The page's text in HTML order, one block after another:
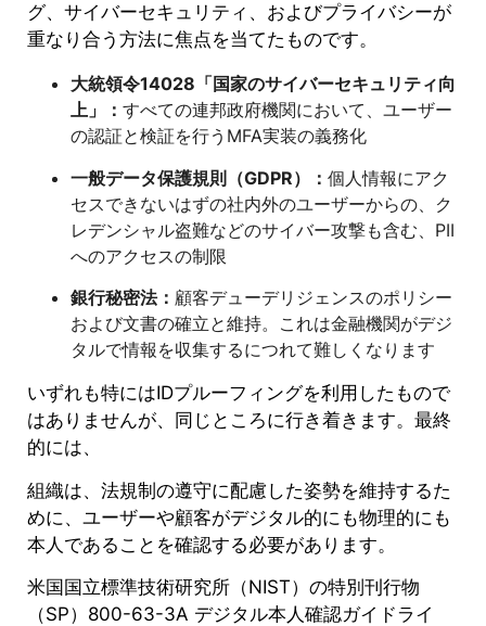
グ、サイバーセキュリティ、およびプライバシーが
重なり合う方法に焦点を当てたものです。
大統領令14028「国家のサイバーセキュリティ向
上」： すべての連邦政府機関において、ユーザー
の認証と検証を行うMFA実装の義務化
一般データ保護規則（GDPR）： 個人情報にアク
セスできないはずの社内外のユーザーからの、ク
レデンシャル盗難などのサイバー攻撃も含む、PII
へのアクセスの制限
銀行秘密法： 顧客デューデリジェンスのポリシー
および文書の確立と維持。これは金融機関がデジ
タルで情報を収集するにつれて難しくなります
いずれも特にはIDプルーフィングを利用したもので
はありませんが、同じところに行き着きます。最終
的には、
組織は、法規制の遵守に配慮した姿勢を維持するた
めに、ユーザーや顧客がデジタル的にも物理的にも
本人であることを確認する必要があります。
米国国立標準技術研究所（NIST）の特別刊行物
（SP）800-63-3A デジタル本人確認ガイドライ